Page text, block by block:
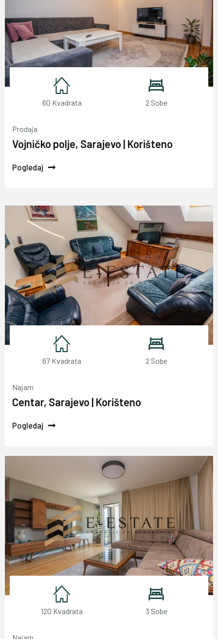
60 Kvadrata 2 Sobe
Prodaja
Vojničko polje, Sarajevo | Korišteno
Pogledaj
67 Kvadrata 2 Sobe
Najam
Centar, Sarajevo | Korišteno
Pogledaj
120 Kvadrata 3 Sobe